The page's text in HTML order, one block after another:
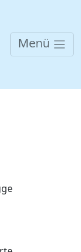
Menü